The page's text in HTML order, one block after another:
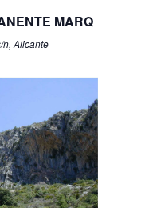
MARQ
n, Alicante